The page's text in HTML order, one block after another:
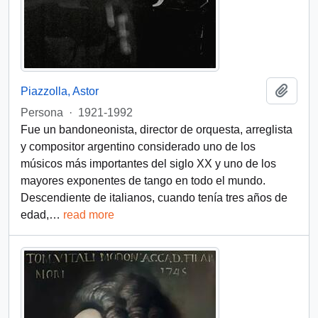
Piazzolla, Astor
Persona
· 1921-1992
Fue un bandoneonista, director de orquesta, arreglista
y compositor argentino considerado uno de los
músicos más importantes del siglo XX​ y uno de los
mayores exponentes de tango en todo el mundo.
Descendiente de italianos, cuando tenía tres años de
edad,… read more